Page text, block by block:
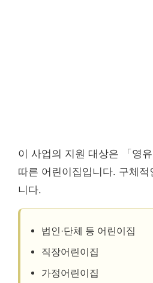
이 사업의 지원 대상은 「영
따른 어린이집입니다. 구체
니다.
법인·단체 등 어린이집
직장어린이집
가정어린이집